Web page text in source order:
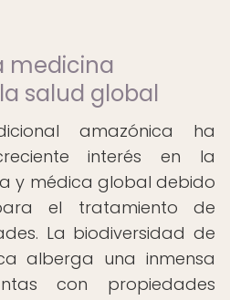
medicina
salud global
amazónica ha
interés en la
y médica global debido
el tratamiento de
La biodiversidad de
alberga una inmensa
con propiedades